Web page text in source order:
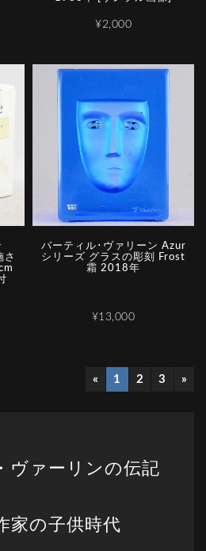
¥2,000
さ
バーティル･ヴァリーン Azur
シリーズ グラスの彫刻 Frost
霜 2018年
¥13,000
« 1 2 3 »
ヴァーリンの伝記
家の子供時代